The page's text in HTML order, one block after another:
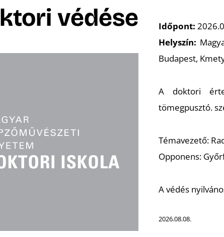
védése
Időpont:
Helyszín:
Budapest,
A doktori
tömegpusztó.
Témavezető:
Opponens:
A védés
2026.08.08.